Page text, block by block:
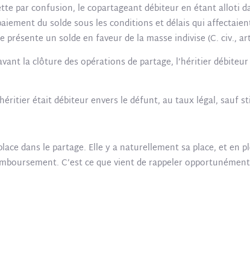
par confusion, le copartageant débiteur en étant alloti
du solde sous les conditions et délais qui
un solde en faveur de la masse indivise (C. civ.,
la clôture des opérations de partage, l’héritier
était débiteur envers le défunt, au taux légal, sauf
dans le partage. Elle y a naturellement sa place, et en
C’est ce que vient de rappeler